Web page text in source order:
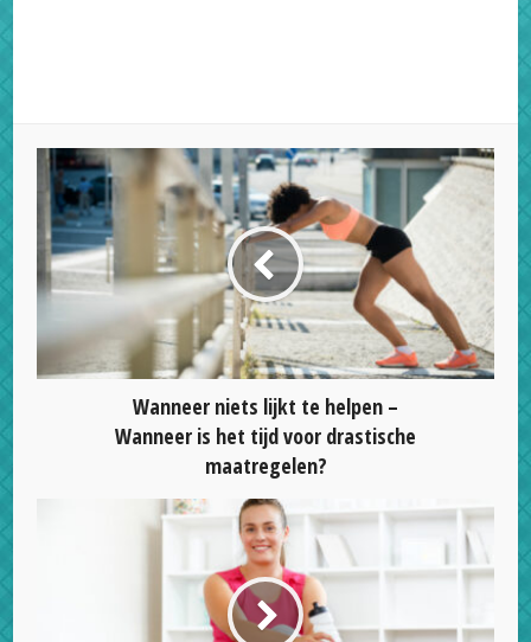
Wanneer niets lijkt te helpen –
Wanneer is het tijd voor drastische
maatregelen?